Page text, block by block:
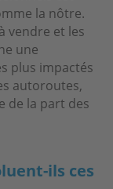
la nôtre.
vendre et les
une
plus impactés
autoroutes,
de la part des
ils ces